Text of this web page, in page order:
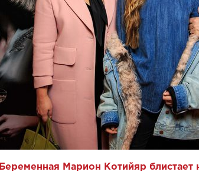
Беременная Марион Котийяр блистает